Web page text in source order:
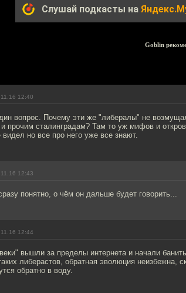
Слушай подкасты на
Goblin
12:40
вопрос. Почему эти же "либералы" не
прочим сталинградам? Там то уж мифов и
но все про него уже все знают.
12:43
понятно, о чём он дальше будет говорить...
12:44
вышли за пределы интернета и начали
либерастов, обратная эволюция неизбежна,
обратно в воду.